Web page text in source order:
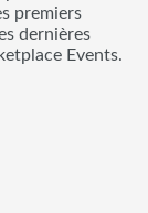
premiers
dernières
Events.